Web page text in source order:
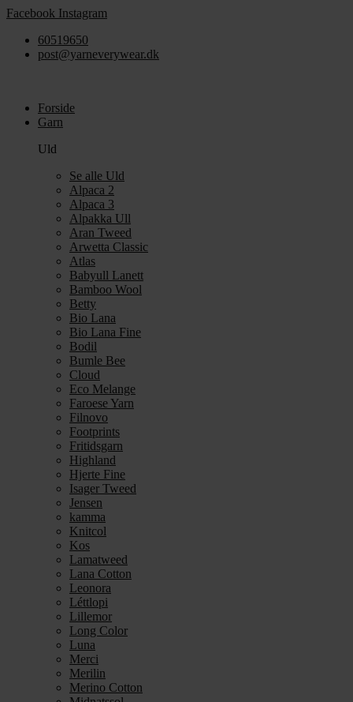
Videre
indhold
Facebook Instagram
60519650
post@yarneverywear.dk
Forside
Garn
Uld
Se alle Uld
Alpaca 2
Alpaca 3
Alpakka Ull
Aran Tweed
Arwetta Classic
Atlas
Babyull Lanett
Bamboo Wool
Betty
Bio Lana
Bio Lana Fine
Bodil
Bumle Bee
Cloud
Eco Melange
Faroese Yarn
Filnovo
Footprints
Fritidsgarn
Highland
Hjerte Fine
Isager Tweed
Jensen
kamma
Knitcol
Kos
Lamatweed
Lana Cotton
Leonora
Léttlopi
Lillemor
Long Color
Luna
Merci
Merilin
Merino Cotton